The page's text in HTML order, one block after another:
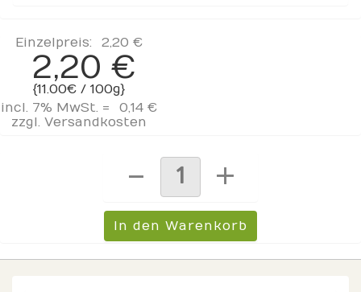
Einzelpreis: 2,20 €
2,20 €
{11.00€ / 100g}
incl. 7% MwSt. =
0,14 €
zzgl. Versandkosten